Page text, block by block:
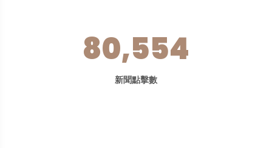
80,554
新聞點擊數